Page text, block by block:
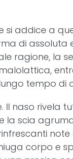
si addice a
di assoluta
ragione, la
tempo di
Il naso rivela
la scia
note
corpo e